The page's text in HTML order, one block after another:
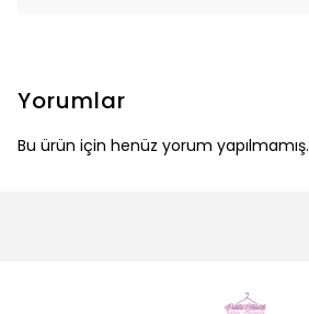
Yorumlar
Bu ürün için henüz yorum yapılmamış.